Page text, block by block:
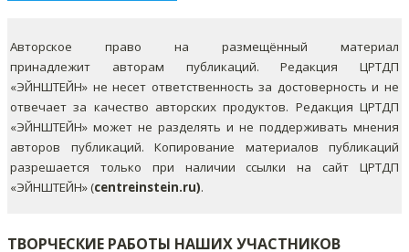
Авторское право на размещённый материал
принадлежит авторам публикаций. Редакция ЦРТДП
«ЭЙНШТЕЙН» не несет ответственность за достоверность и не
отвечает за качество авторских продуктов. Редакция ЦРТДП
«ЭЙНШТЕЙН» может не разделять и не поддерживать мнения
авторов публикаций. Копирование материалов публикаций
разрешается только при наличии ссылки на сайт ЦРТДП
«ЭЙНШТЕЙН» (centreinstein.ru).
ТВОРЧЕСКИЕ РАБОТЫ НАШИХ УЧАСТНИКОВ